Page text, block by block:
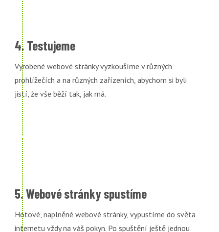
4. Testujeme
Vyrobené webové stránky vyzkoušíme v různých
prohlížečích a na různých zařízeních, abychom si byli
jistí, že vše běží tak, jak má.
5. Webové stránky spustíme
Hotové, naplněné webové stránky, vypustíme do světa
internetu vždy na váš pokyn. Po spuštění ještě jednou